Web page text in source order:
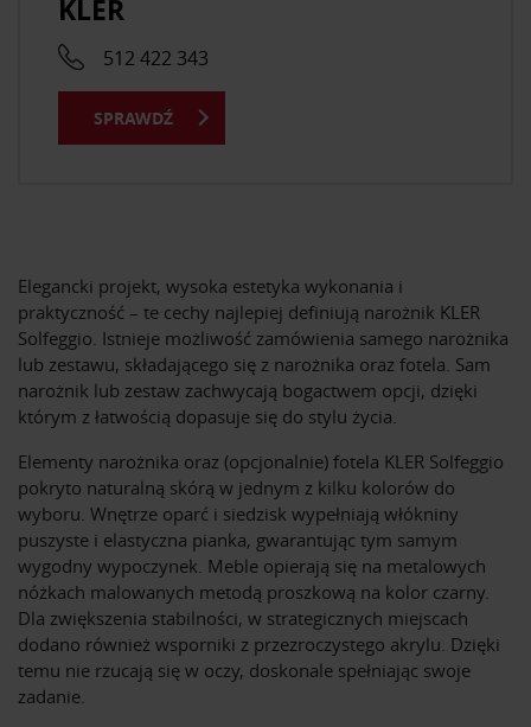
Elegancki projekt, wysoka estetyka wykonania i
praktyczność – te cechy najlepiej definiują narożnik KLER
Solfeggio. Istnieje możliwość zamówienia samego narożnika
lub zestawu, składającego się z narożnika oraz fotela. Sam
narożnik lub zestaw zachwycają bogactwem opcji, dzięki
którym z łatwością dopasuje się do stylu życia.
Elementy narożnika oraz (opcjonalnie) fotela KLER Solfeggio
pokryto naturalną skórą w jednym z kilku kolorów do
wyboru. Wnętrze oparć i siedzisk wypełniają włókniny
puszyste i elastyczna pianka, gwarantując tym samym
wygodny wypoczynek. Meble opierają się na metalowych
nóżkach malowanych metodą proszkową na kolor czarny.
Dla zwiększenia stabilności, w strategicznych miejscach
dodano również wsporniki z przezroczystego akrylu. Dzięki
temu nie rzucają się w oczy, doskonale spełniając swoje
zadanie.
KLER
512 422 343
SPRAWDŹ